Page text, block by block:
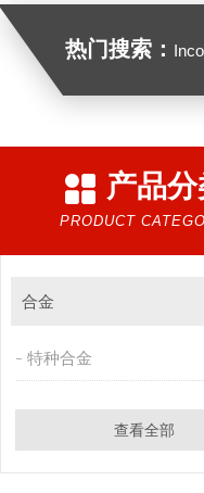
热门搜索：
产品
PRODUCT
合金
特种合金
查看全部